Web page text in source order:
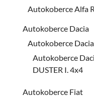
Autokoberce Alfa
Autokoberce Dacia
Autokoberce
Autokoberce
DUSTER I. 4x4
Autokoberce Fiat